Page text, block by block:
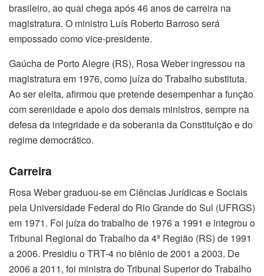
brasileiro, ao qual chega após 46 anos de carreira na
magistratura. O ministro Luís Roberto Barroso será
empossado como vice-presidente.
Gaúcha de Porto Alegre (RS), Rosa Weber ingressou na
magistratura em 1976, como juíza do Trabalho substituta.
Ao ser eleita, afirmou que pretende desempenhar a função
com serenidade e apoio dos demais ministros, sempre na
defesa da integridade e da soberania da Constituição e do
regime democrático.
Carreira
Rosa Weber graduou-se em Ciências Jurídicas e Sociais
pela Universidade Federal do Rio Grande do Sul (UFRGS)
em 1971. Foi juíza do trabalho de 1976 a 1991 e integrou o
Tribunal Regional do Trabalho da 4ª Região (RS) de 1991
a 2006. Presidiu o TRT-4 no biênio de 2001 a 2003. De
2006 a 2011, foi ministra do Tribunal Superior do Trabalho